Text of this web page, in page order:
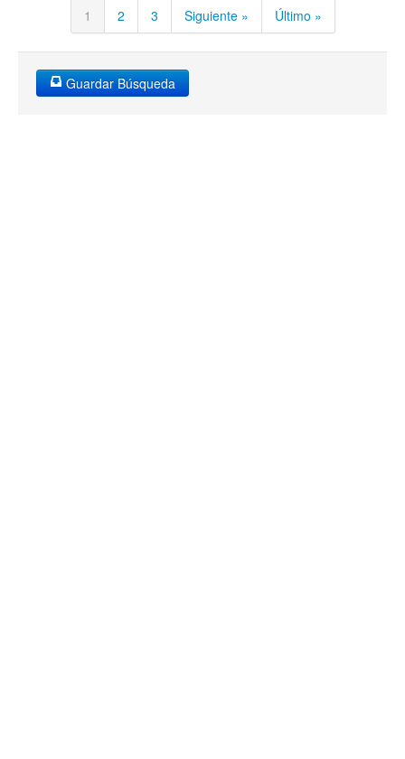
1 2 3 Siguiente » Último »
Guardar Búsqueda